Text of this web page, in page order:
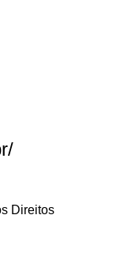
Direitos